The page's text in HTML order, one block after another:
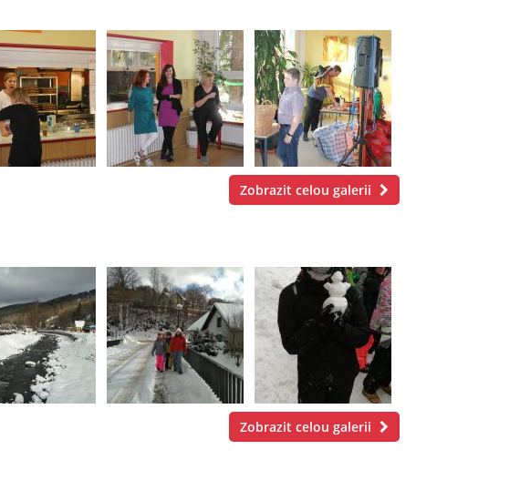
Zobrazit celou galerii
Zobrazit celou galerii